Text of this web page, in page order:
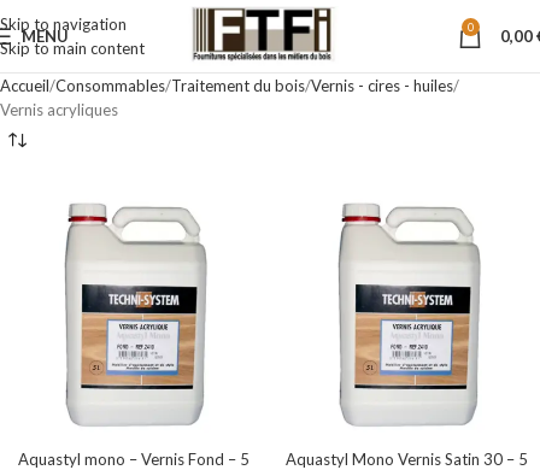
Skip to navigation
Skip to main content
MENU 0 0,00
Accueil Consommables Traitement du bois Vernis - cires - huiles
Vernis acryliques
Aquastyl mono – Vernis Fond – 5
Aquastyl Mono Vernis Satin 30 – 5